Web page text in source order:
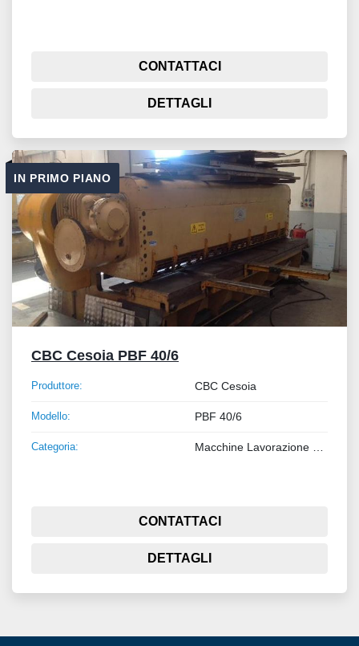
CONTATTACI
DETTAGLI
IN PRIMO PIANO
CBC Cesoia PBF 40/6
Produttore: CBC Cesoia
Modello: PBF 40/6
Categoria:
CONTATTACI
DETTAGLI